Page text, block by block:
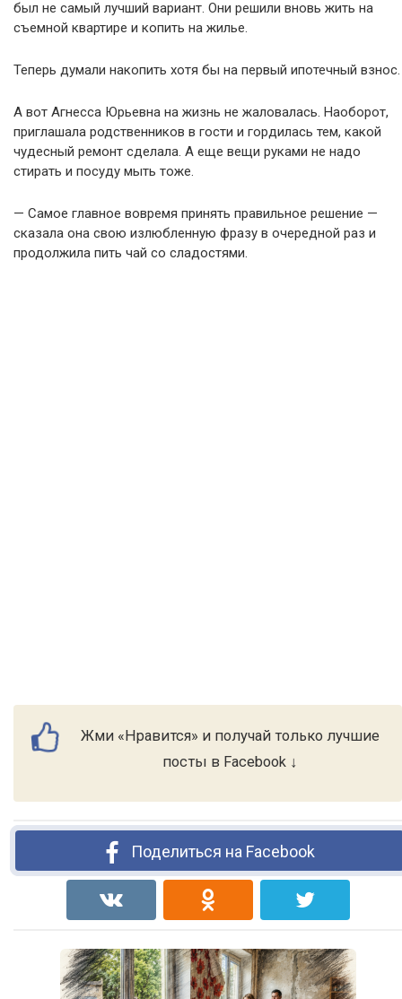
был не самый лучший вариант. Они решили вновь жить на
съемной квартире и копить на жилье.
Теперь думали накопить хотя бы на первый ипотечный взнос.
А вот Агнесса Юрьевна на жизнь не жаловалась. Наоборот,
приглашала родственников в гости и гордилась тем, какой
чудесный ремонт сделала. А еще вещи руками не надо
стирать и посуду мыть тоже.
— Самое главное вовремя принять правильное решение —
сказала она свою излюбленную фразу в очередной раз и
продолжила пить чай со сладостями.
Жми «Нравится» и получай только лучшие
посты в Facebook ↓
Поделиться на Facebook